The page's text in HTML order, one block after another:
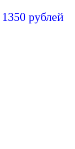
1350 рублей